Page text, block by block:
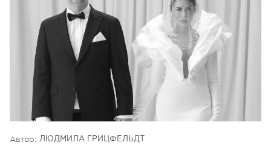
Автор: ЛЮДМИЛА ГРИЦФЕЛЬДТ